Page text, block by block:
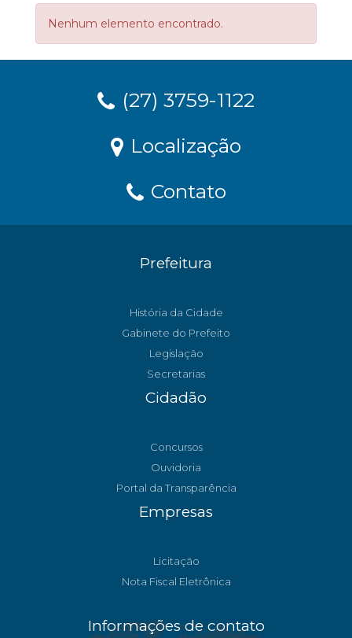
Nenhum elemento encontrado.
(27) 3759-1122
Localização
Contato
Prefeitura
História da Cidade
Gabinete do Prefeito
Legislação
Secretarias
Cidadão
Concursos
Ouvidoria
Portal da Transparência
Empresas
Licitação
Nota Fiscal Eletrônica
Informações de contato